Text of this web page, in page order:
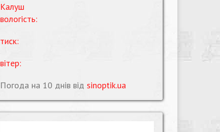
Калуш
вологість:
тиск:
вітер:
Погода на 10 днів від sinoptik.ua